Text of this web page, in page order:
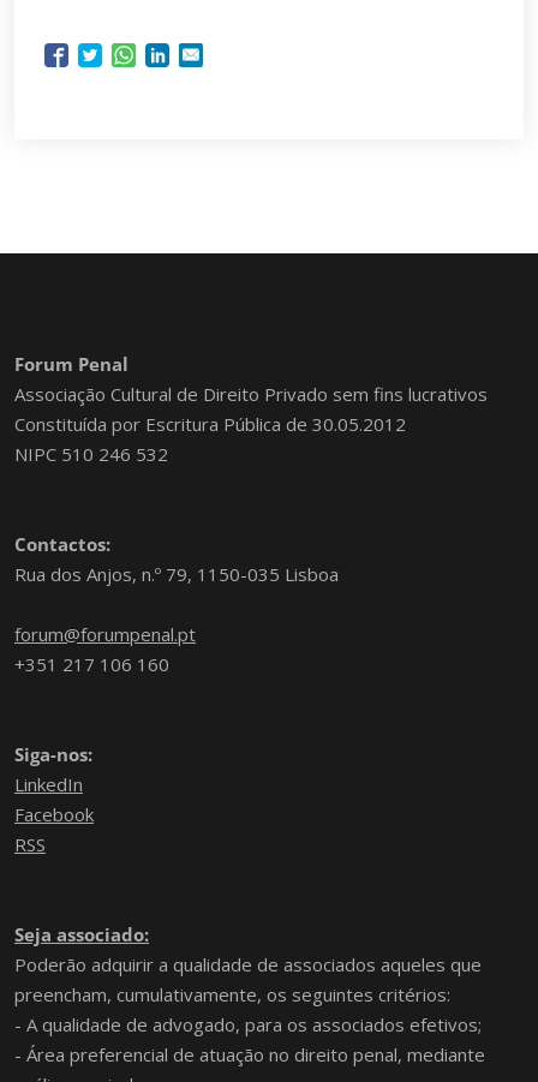
Forum Penal
Associação Cultural de Direito Privado sem fins lucrativos
Constituída por Escritura Pública de 30.05.2012
NIPC 510 246 532
Contactos:
Rua dos Anjos, n.º 79, 1150-035 Lisboa
forum@forumpenal.pt
+351 217 106 160
Siga-nos:
LinkedIn
Facebook
RSS
Seja associado:
Poderão adquirir a qualidade de associados aqueles que
preencham, cumulativamente, os seguintes critérios:
- A qualidade de advogado, para os associados efetivos;
- Área preferencial de atuação no direito penal, mediante